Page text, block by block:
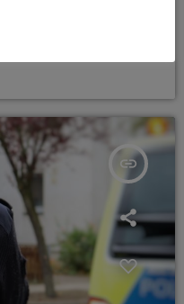
Der Autofahrer
[…]
insert_link